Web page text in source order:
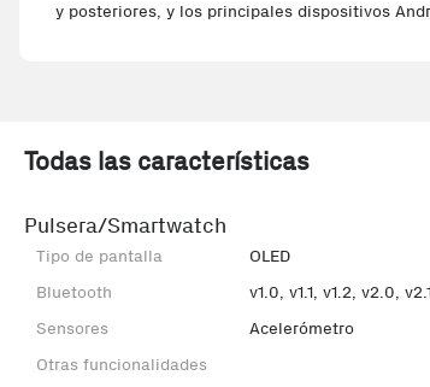
y posteriores, y los principales dispositivos
Todas las características
Pulsera/Smartwatch
Tipo de pantalla
OLED
Bluetooth
v1.0, v1.1, v1.2, v2.0,
Sensores
Acelerómetro
Otras funcionalidades